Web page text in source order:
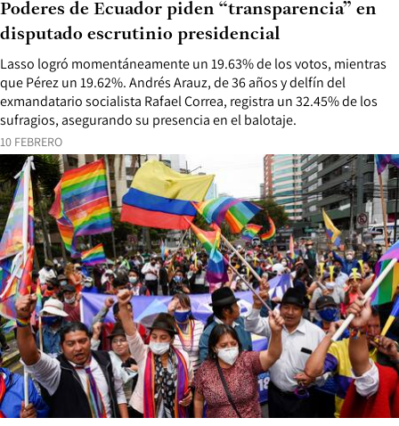
10 FEBRERO
Lasso logró momentáneamente un 19.63% de los votos, mientras
que Pérez un 19.62%. Andrés Arauz, de 36 años y delfín del
exmandatario socialista Rafael Correa, registra un 32.45% de los
sufragios, asegurando su presencia en el balotaje.
Poderes de Ecuador piden “transparencia” en
disputado escrutinio presidencial